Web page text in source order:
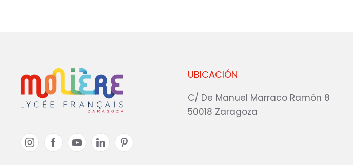
UBICACIÓN
C/ De Manuel Marraco Ramón 8
50018 Zaragoza